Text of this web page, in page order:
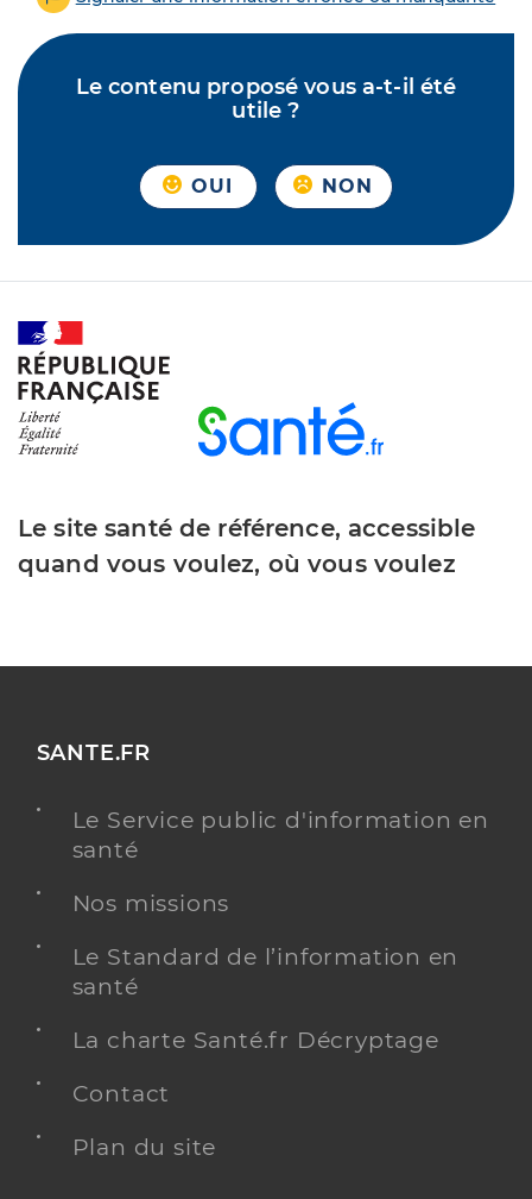
Le contenu proposé vous a-t-il été
utile ?
OUI NON
Le site santé de référence, accessible
quand vous voulez, où vous voulez
SANTE.FR
Le Service public d'information en
santé
Nos missions
Le Standard de l’information en
santé
La charte Santé.fr Décryptage
Contact
Plan du site